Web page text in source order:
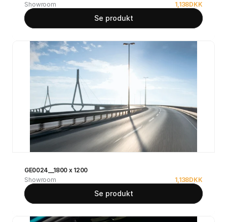
Showroom
1,138DKK
Se produkt
GE0024__1800 x 1200
Showroom
1,138DKK
Se produkt